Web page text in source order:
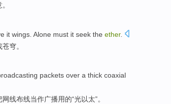
it wings Alone must it seek the ether.
苍穹。
packets over a thick coaxial
网线布线当作广播用的“光以太”。